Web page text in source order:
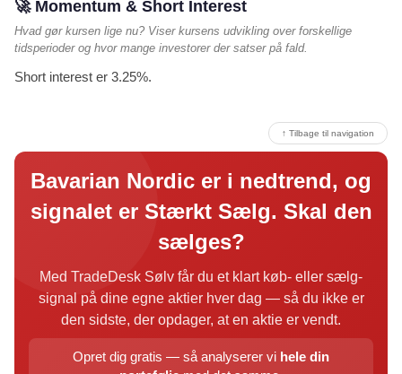
🚀 Momentum & Short Interest
Hvad gør kursen lige nu? Viser kursens udvikling over forskellige
tidsperioder og hvor mange investorer der satser på fald.
Short interest er 3.25%.
↑ Tilbage til navigation
Bavarian Nordic er i nedtrend, og
signalet er Stærkt Sælg. Skal den
sælges?
Med TradeDesk Sølv får du et klart køb- eller sælg-
signal på dine egne aktier hver dag — så du ikke er
den sidste, der opdager, at en aktie er vendt.
Opret dig gratis — så analyserer vi hele din